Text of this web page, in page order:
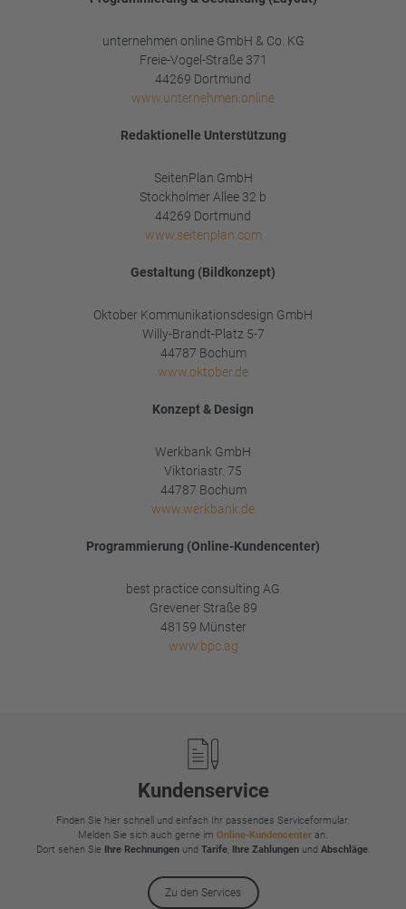
unternehmen online GmbH & Co. KG
Freie-Vogel-Straße 371
44269 Dortmund
www.unternehmen.online
Redaktionelle Unterstützung
SeitenPlan GmbH
Stockholmer Allee 32 b
44269 Dortmund
www.seitenplan.com
Gestaltung (Bildkonzept)
Oktober Kommunikationsdesign GmbH
Willy-Brandt-Platz 5-7
44787 Bochum
www.oktober.de
Konzept & Design
Werkbank GmbH
Viktoriastr. 75
44787 Bochum
www.werkbank.de
Programmierung (Online-Kundencenter)
best practice consulting AG
Grevener Straße 89
48159 Münster
www.bpc.ag
Kundenservice
Finden Sie hier schnell und einfach Ihr passendes Serviceformular.
Melden Sie sich auch gerne im Online-Kundencenter an.
Dort sehen Sie Ihre Rechnungenund Tarife, Ihre Zahlungenund Abschläge.
Zu den Services